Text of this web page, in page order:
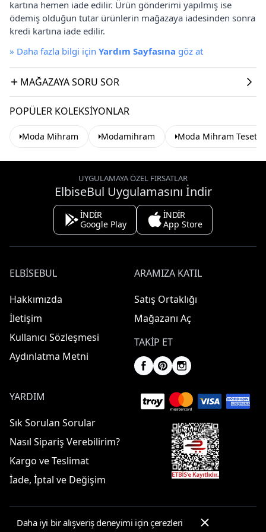
kartına hemen iade edilir. Ürün gönderimi yapılmış ise
ödemiş olduğun tutar ürünlerin mağazaya iadesinden sonra
kredi kartına iade edilir.
» Daha fazla bilgi için Yardım Sayfasına göz at
MAĞAZAYA SORU SOR
POPÜLER KOLEKSIYONLAR
Moda Mihram Modamihram Moda Mihram
UYGULAMAYA ÖZEL FIRSATLAR
ElbiseBul Uygulamasını İndir
İNDİR
Google Play
İNDİR
App Store
ELBISEBUL
Hakkımızda
İletişim
Kullanıcı Sözleşmesi
Aydınlatma Metni
ARAMIZA KATIL
Satış Ortaklığı
Mağazanı Aç
TAKIP ET
YARDIM
Sık Sorulan Sorular
Nasıl Sipariş Verebilirim?
Kargo ve Teslimat
İade, İptal ve Değişim
Daha iyi bir alışveriş deneyimi için çerezleri